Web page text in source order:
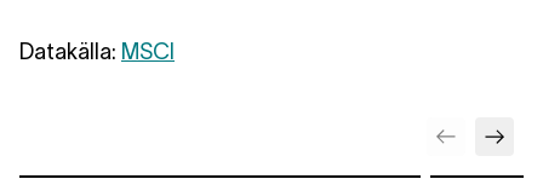
Datakälla: MSCI